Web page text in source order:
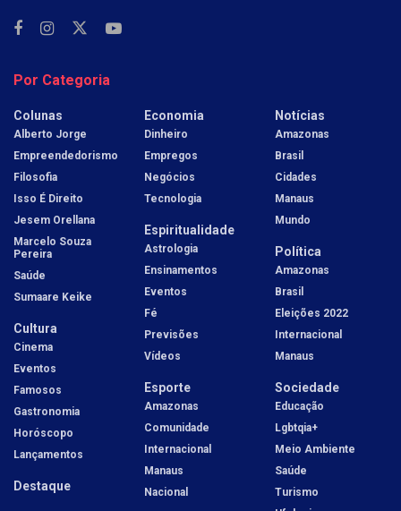
Por Categoria
Colunas
Alberto Jorge
Empreendedorismo
Filosofia
Isso É Direito
Jesem Orellana
Marcelo Souza
Pereira
Saúde
Sumaare Keike
Cultura
Cinema
Eventos
Famosos
Gastronomia
Horóscopo
Lançamentos
Destaque
Economia
Dinheiro
Empregos
Negócios
Tecnologia
Espiritualidade
Astrologia
Ensinamentos
Eventos
Fé
Previsões
Vídeos
Esporte
Amazonas
Comunidade
Internacional
Manaus
Nacional
Notícias
Amazonas
Brasil
Cidades
Manaus
Mundo
Política
Amazonas
Brasil
Eleições 2022
Internacional
Manaus
Sociedade
Educação
Lgbtqia+
Meio Ambiente
Saúde
Turismo